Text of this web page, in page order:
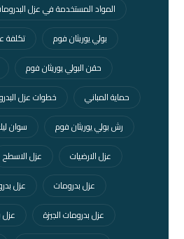
المواد المستخدمة في عزل
بولي يوريثان فوم
تكلفة
حقن البولي يوريثان فوم
حماية المباني
خطوات عزل
رش بولي يوريثان فوم
سوان
عزل الارضيات
عزل الاسطح
عزل بدرومات
عزل
عزل بدرومات الجيزة
عزل